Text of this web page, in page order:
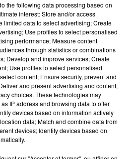
13 sec)
de Toulouse
the following data processing based on
interest: Store and/or access
limited data to select advertising; Create
Use profiles to select personalised
performance; Measure content
through statistics or combinations
Develop and improve services; Create
Use profiles to select personalised
content; Ensure security, prevent and
and present advertising and content;
choices. These technologies may
IP address and browsing data to offer
devices based on information actively
data; Match and combine data from
devices; Identify devices based on